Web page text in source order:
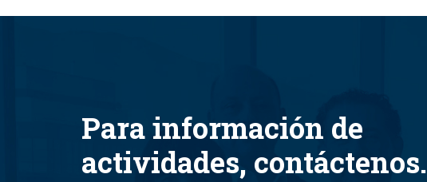
Para información de
actividades, contáctenos.